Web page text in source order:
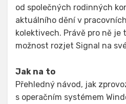
od společných rodinných
aktuálního dění v
kolektivech. Právě pro ně je
možnost rozjet Signal na
Jak na to
Přehledný návod, jak
s operačním systémem